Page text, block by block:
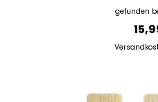
gefunden